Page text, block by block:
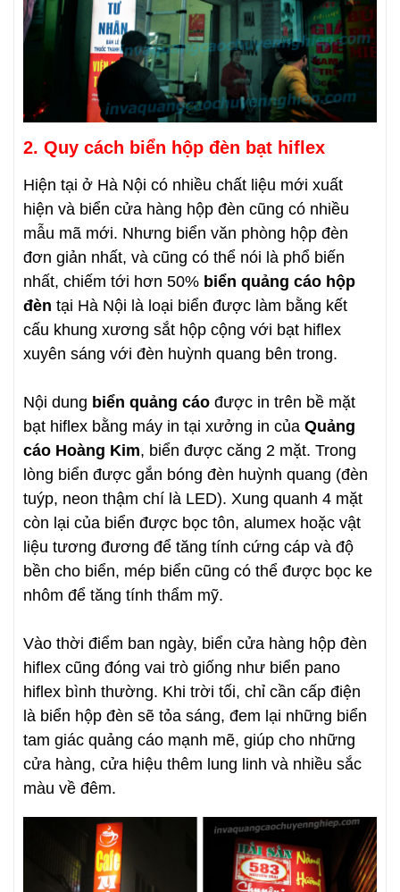
2. Quy cách biển hộp đèn bạt hiflex
Hiện tại ở Hà Nội có nhiều chất liệu mới xuất
hiện và biển cửa hàng hộp đèn cũng có nhiều
mẫu mã mới. Nhưng biển văn phòng hộp đèn
đơn giản nhất, và cũng có thể nói là phổ biến
nhất, chiếm tới hơn 50% biển quảng cáo hộp
đèn tại Hà Nội là loại biển được làm bằng kết
cấu khung xương sắt hộp cộng với bạt hiflex
xuyên sáng với đèn huỳnh quang bên trong.
Nội dung biển quảng cáo được in trên bề mặt
bạt hiflex bằng máy in tại xưởng in của Quảng
cáo Hoàng Kim, biển được căng 2 mặt. Trong
lòng biển được gắn bóng đèn huỳnh quang (đèn
tuýp, neon thậm chí là LED). Xung quanh 4 mặt
còn lại của biển được bọc tôn, alumex hoặc vật
liệu tương đương để tăng tính cứng cáp và độ
bền cho biển, mép biển cũng có thể được bọc ke
nhôm để tăng tính thẩm mỹ.
Vào thời điểm ban ngày, biển cửa hàng hộp đèn
hiflex cũng đóng vai trò giống như biển pano
hiflex bình thường. Khi trời tối, chỉ cần cấp điện
là biển hộp đèn sẽ tỏa sáng, đem lại những biển
tam giác quảng cáo mạnh mẽ, giúp cho những
cửa hàng, cửa hiệu thêm lung linh và nhiều sắc
màu về đêm.